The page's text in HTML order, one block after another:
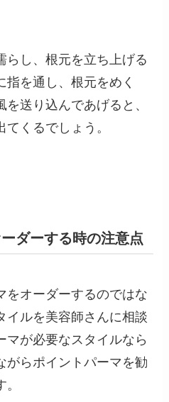
らし、根元を立ち上げる
指を通し、根元をめく
送り込んであげると、
くるでしょう。
ダーする時の注意点
をオーダーするのではな
イルを美容師さんに相談
マが必要なスタイルなら
がらポイントパーマを勧